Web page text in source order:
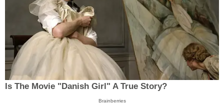
Is The Movie "Danish Girl" A True Story?
Brainberries